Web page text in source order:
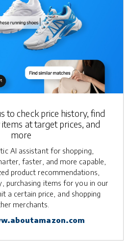
to check price history, find
at target prices, and
more
AI assistant for shopping,
faster, and more capable,
product recommendations,
purchasing items for you in our
a certain price, and shopping
merchants.